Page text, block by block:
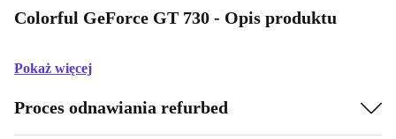
Colorful GeForce GT 730 - Opis produktu
Pokaż więcej
Proces odnawiania refurbed